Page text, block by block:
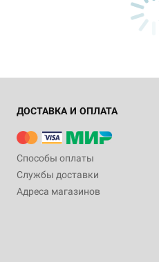
ДОСТАВКА И ОПЛАТА
Способы оплаты
Службы доставки
Адреса магазинов